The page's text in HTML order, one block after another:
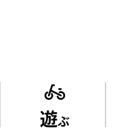
遊ぶ